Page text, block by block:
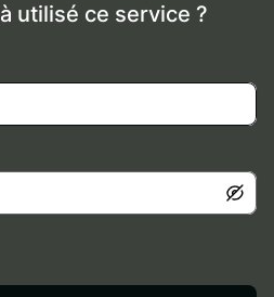
utilisé ce service ?